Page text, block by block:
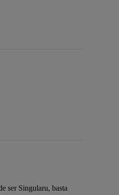
ser Singularu, basta